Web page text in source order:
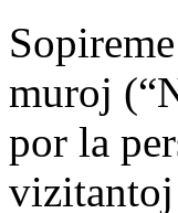
muroj
por la
vizitantoj